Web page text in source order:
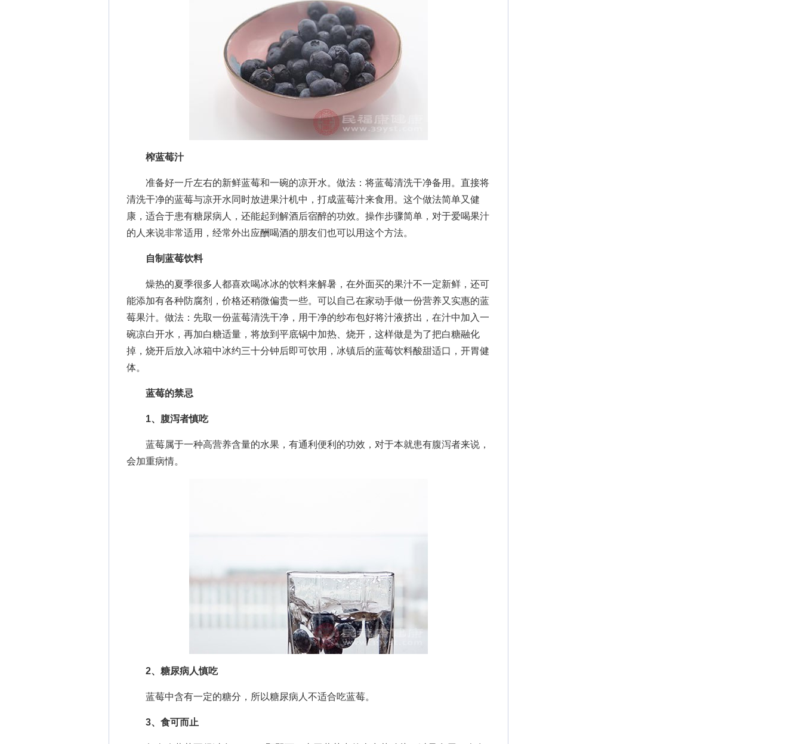
榨蓝莓汁
准备好一斤左右的新鲜蓝莓和一碗的凉开水。做法：将蓝莓清洗干净备用。直接将
清洗干净的蓝莓与凉开水同时放进果汁机中，打成蓝莓汁来食用。这个做法简单又健
康，适合于患有糖尿病人，还能起到解酒后宿醉的功效。操作步骤简单，对于爱喝果汁
的人来说非常适用，经常外出应酬喝酒的朋友们也可以用这个方法。
自制蓝莓饮料
燥热的夏季很多人都喜欢喝冰冰的饮料来解暑，在外面买的果汁不一定新鲜，还可
能添加有各种防腐剂，价格还稍微偏贵一些。可以自己在家动手做一份营养又实惠的蓝
莓果汁。做法：先取一份蓝莓清洗干净，用干净的纱布包好将汁液挤出，在汁中加入一
碗凉白开水，再加白糖适量，将放到平底锅中加热、烧开，这样做是为了把白糖融化
掉，烧开后放入冰箱中冰约三十分钟后即可饮用，冰镇后的蓝莓饮料酸甜适口，开胃健
体。
蓝莓的禁忌
1、腹泻者慎吃
蓝莓属于一种高营养含量的水果，有通利便利的功效，对于本就患有腹泻者来说，
会加重病情。
2、糖尿病人慎吃
蓝莓中含有一定的糖分，所以糖尿病人不适合吃蓝莓。
3、食可而止